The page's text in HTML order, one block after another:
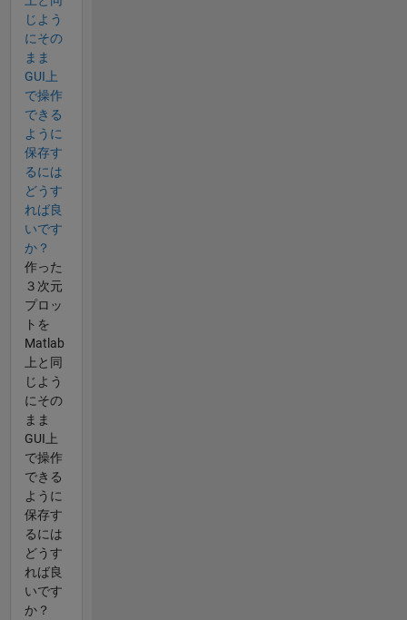
じよう
にその
まま
GUI上
で操作
できる
ように
保存す
るには
どうす
れば良
いです
か？
作った
３次元
プロッ
トを
Matlab
上と同
じよう
にその
まま
GUI上
で操作
できる
ように
保存す
るには
どうす
れば良
いです
か？